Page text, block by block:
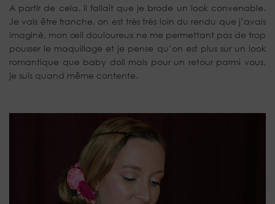
A partir de cela, il fallait que je brode un look convenable.
Je vais être franche, on est très très loin du rendu que j’avais
imaginé, mon œil douloureux ne me permettant pas de trop
pousser le maquillage et je pense qu’on est plus sur un look
romantique que baby doll mais pour un retour parmi vous,
je suis quand même contente.